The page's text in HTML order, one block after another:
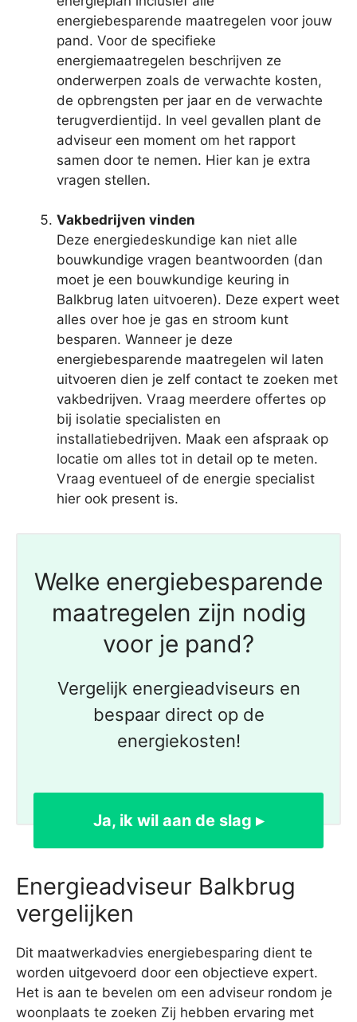
energiebesparende maatregelen voor jouw
pand. Voor de specifieke
energiemaatregelen beschrijven ze
onderwerpen zoals de verwachte kosten,
de opbrengsten per jaar en de verwachte
terugverdientijd. In veel gevallen plant de
adviseur een moment om het rapport
samen door te nemen. Hier kan je extra
vragen stellen.
Vakbedrijven vinden
Deze energiedeskundige kan niet alle
bouwkundige vragen beantwoorden (dan
moet je een bouwkundige keuring in
Balkbrug laten uitvoeren). Deze expert weet
alles over hoe je gas en stroom kunt
besparen. Wanneer je deze
energiebesparende maatregelen wil laten
uitvoeren dien je zelf contact te zoeken met
vakbedrijven. Vraag meerdere offertes op
bij isolatie specialisten en
installatiebedrijven. Maak een afspraak op
locatie om alles tot in detail op te meten.
Vraag eventueel of de energie specialist
hier ook present is.
Welke energiebesparende
maatregelen zijn nodig
voor je pand?
Vergelijk energieadviseurs en
bespaar direct op de
energiekosten!
Ja, ik wil aan de slag ▸
Energieadviseur Balkbrug
vergelijken
Dit maatwerkadvies energiebesparing dient te
worden uitgevoerd door een objectieve expert.
Het is aan te bevelen om een adviseur rondom je
woonplaats te zoeken Zij hebben ervaring met